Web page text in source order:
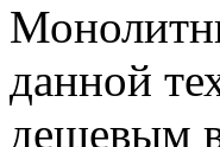
данной
дешевым